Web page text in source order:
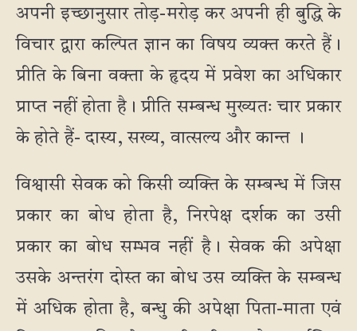
अपनी इच्छानुसार तोड़-मरोड़ कर अपनी ही बुद्धि के
विचार द्वारा कल्पित ज्ञान का विषय व्यक्त करते हैं।
प्रीति के बिना वक्ता के हृदय में प्रवेश का अधिकार
प्राप्त नहीं होता है। प्रीति सम्बन्ध मुख्यतः चार प्रकार
के होते हैं- दास्य, सख्य, वात्सल्य और कान्त ।
विश्वासी सेवक को किसी व्यक्ति के सम्बन्ध में जिस
प्रकार का बोध होता है, निरपेक्ष दर्शक का उसी
प्रकार का बोध सम्भव नहीं है। सेवक की अपेक्षा
उसके अन्तरंग दोस्त का बोध उस व्यक्ति के सम्बन्ध
में अधिक होता है, बन्धु की अपेक्षा पिता-माता एवं